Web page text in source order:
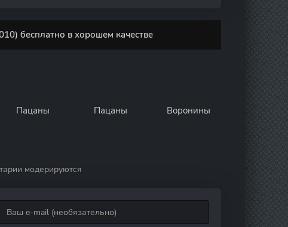
бесплатно в хорошем качестве
Пацаны Пацаны Воронины
модерируются